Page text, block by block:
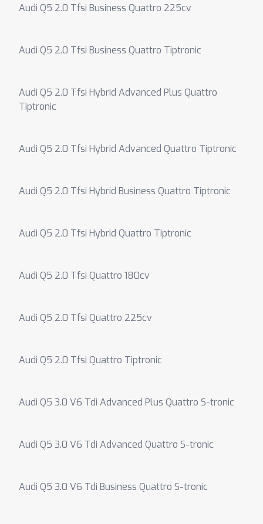
Audi Q5 2.0 Tfsi Business Quattro 225cv
Audi Q5 2.0 Tfsi Business Quattro Tiptronic
Audi Q5 2.0 Tfsi Hybrid Advanced Plus Quattro
Tiptronic
Audi Q5 2.0 Tfsi Hybrid Advanced Quattro Tiptronic
Audi Q5 2.0 Tfsi Hybrid Business Quattro Tiptronic
Audi Q5 2.0 Tfsi Hybrid Quattro Tiptronic
Audi Q5 2.0 Tfsi Quattro 180cv
Audi Q5 2.0 Tfsi Quattro 225cv
Audi Q5 2.0 Tfsi Quattro Tiptronic
Audi Q5 3.0 V6 Tdi Advanced Plus Quattro S-tronic
Audi Q5 3.0 V6 Tdi Advanced Quattro S-tronic
Audi Q5 3.0 V6 Tdi Business Quattro S-tronic